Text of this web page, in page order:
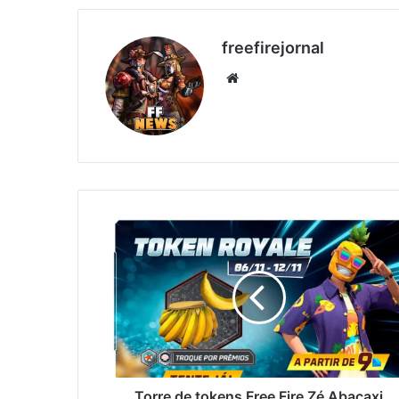
freefirejornal
Torre
de
tokens
Free
Fire
Zé
Abacaxi